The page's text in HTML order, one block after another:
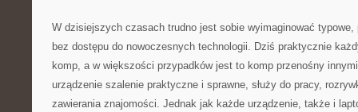
W dzisiejszych czasach trudno jest sobie wyimaginować typowe,
bez dostępu do nowoczesnych technologii. Dziś praktycznie
komp, a w większości przypadków jest to komp przenośny
urządzenie szalenie praktyczne i sprawne, służy do pracy,
zawierania znajomości. Jednak jak każde urządzenie, także i